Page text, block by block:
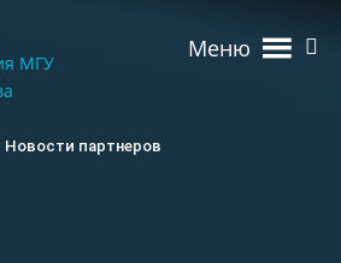
Меню
Новости партнеров